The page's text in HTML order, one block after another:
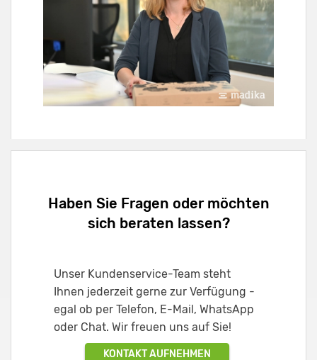
Haben Sie Fragen oder möchten
sich beraten lassen?
Unser Kundenservice-Team steht
Ihnen jederzeit gerne zur Verfügung -
egal ob per Telefon, E-Mail, WhatsApp
oder Chat. Wir freuen uns auf Sie!
KONTAKT AUFNEHMEN